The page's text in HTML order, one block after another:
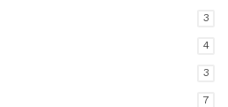
3
4
3
7